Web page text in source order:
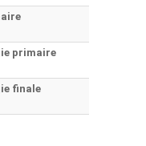
primaire
finale